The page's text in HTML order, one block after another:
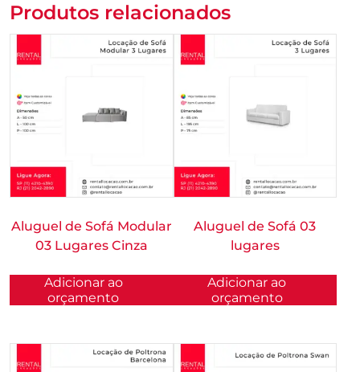
Produtos relacionados
Aluguel de Sofá Modular
03 Lugares Cinza
Adicionar ao
orçamento
Aluguel de Sofá 03
lugares
Adicionar ao
orçamento